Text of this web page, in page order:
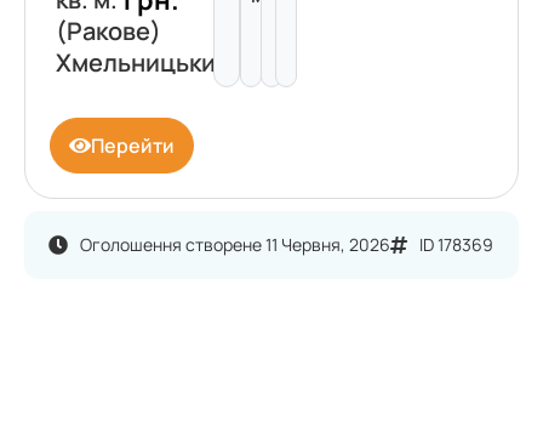
Оголошення створене 11 Червня, 2026 ID 178369
(Ракове)
Хмельницький
Перейти